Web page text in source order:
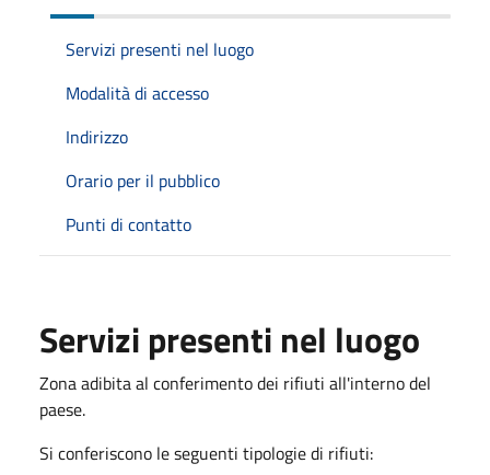
Servizi presenti nel luogo
Modalità di accesso
Indirizzo
Orario per il pubblico
Punti di contatto
Servizi presenti nel luogo
Zona adibita al conferimento dei rifiuti all'interno del
paese.
Si conferiscono le seguenti tipologie di rifiuti: